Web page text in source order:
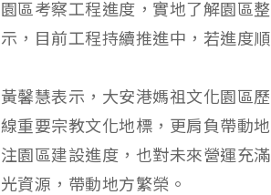
園區考察工程進度，實地了解園區
示，目前工程持續推進中，若進度
黃馨慧表示，大安港媽祖文化園區
線重要宗教文化地標，更肩負帶動
注園區建設進度，也對未來營運充
光資源，帶動地方繁榮。